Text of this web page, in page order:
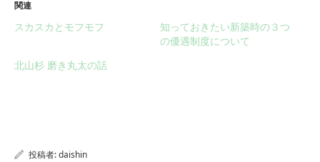
関連
スカスカとモフモフ
知っておきたい新築時の３つ
の優遇制度について
北山杉 磨き丸太の話
投稿者:daishin